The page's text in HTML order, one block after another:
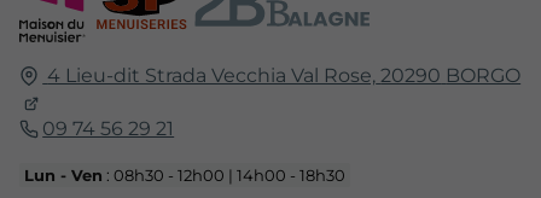
4 Lieu-dit Strada Vecchia Val Rose, 20290 BORGO
09 74 56 29 21
Lun - Ven : 08h30 - 12h00 | 14h00 - 18h30